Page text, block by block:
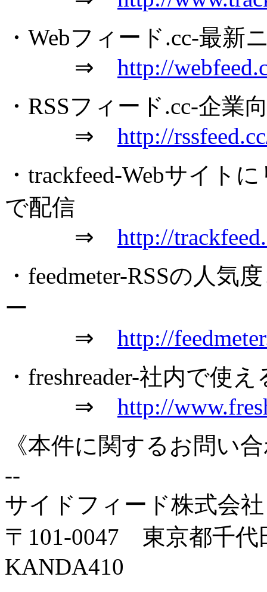
・Webフィード.cc-最新
⇒ http://
・RSSフィード.cc-企業
⇒ http://
・trackfeed-Webサイト
で配信
⇒ http://
・feedmeter-RSSの人
ー
⇒ http://
・freshreader-社内で使
⇒ http://
《本件に関するお問い
--
サイドフィード株式会
〒101-0047 東京都千代
KANDA410